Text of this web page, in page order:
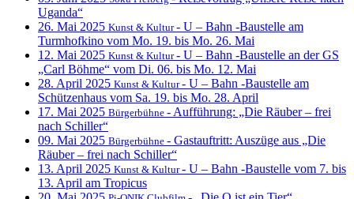
Uganda“
26. Mai 2025 Kunst & Kultur- U – Bahn -Baustelle am
Turmhofkino vom Mo. 19. bis Mo. 26. Mai
12. Mai 2025 Kunst & Kultur- U – Bahn -Baustelle an der GS
„Carl Böhme“ vom Di. 06. bis Mo. 12. Mai
28. April 2025 Kunst & Kultur- U – Bahn -Baustelle am
Schützenhaus vom Sa. 19. bis Mo. 28. April
17. Mai 2025 Bürgerbühne - Aufführung: „Die Räuber – frei
nach Schiller“
09. Mai 2025 Bürgerbühne - Gastauftritt: Auszüge aus „Die
Räuber – frei nach Schiller“
13. April 2025 Kunst & Kultur- U – Bahn -Baustelle vom 7. bis
13. April am Tropicus